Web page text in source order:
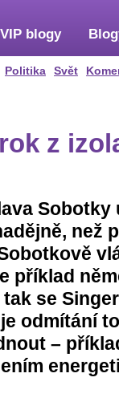
Politika Svět
VIP blogy
z
Sobotky
než
příklad
se
odmítání
–